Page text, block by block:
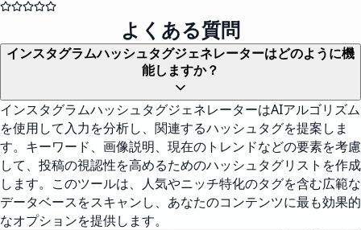
よくある質問
インスタグラムハッシュタグジェネレーターはどのように機
能しますか？
インスタグラムハッシュタグジェネレーターはAIアルゴリズム
を使用して入力を分析し、関連するハッシュタグを提案しま
す。キーワード、画像説明、現在のトレンドなどの要素を考慮
して、投稿の視認性を高めるためのハッシュタグリストを作成
します。このツールは、人気やニッチ特化のタグを含む広範な
データベースをスキャンし、あなたのコンテンツに最も効果的
なオプションを提供します。